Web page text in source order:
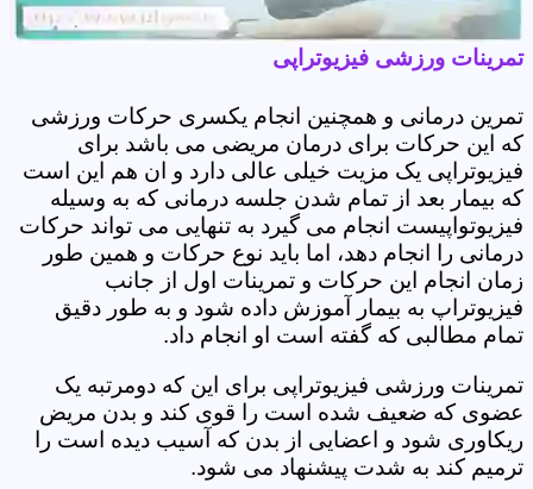
تمرینات ورزشی فیزیوتراپی
تمرین درمانی و همچنین انجام یکسری حرکات ورزشی
که این حرکات برای درمان مریضی می باشد برای
فیزیوتراپی یک مزیت خیلی عالی دارد و ان هم این است
که بیمار بعد از تمام شدن جلسه درمانی که به وسیله
فیزیوتواپیست انجام می گیرد به تنهایی می تواند حرکات
درمانی را انجام دهد، اما باید نوع حرکات و همین طور
زمان انجام این حرکات و تمرینات اول از جانب
فیزیوتراپ به بیمار آموزش داده شود و به طور دقیق
تمام مطالبی که گفته است او انجام داد.
تمرینات ورزشی فیزیوتراپی برای این که دومرتبه یک
عضوی که ضعیف شده است را قوی کند و بدن مریض
ریکاوری شود و اعضایی از بدن که آسیب دیده است را
ترمیم کند به شدت پیشنهاد می شود.